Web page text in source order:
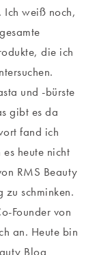
Ich weiß noch,
die ich
und -bürste
gibt es da
fand ich
heute nicht
RMS Beauty
zu schminken.
Founder von
an. Heute bin
Blog